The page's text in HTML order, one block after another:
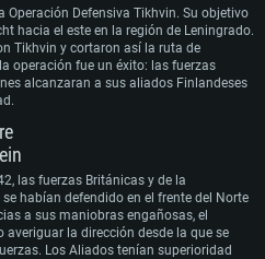
Operación Defensiva Tikhvin. Su objetivo
hacia el este en la región de Leningrado.
Tikhvin y cortaron así la ruta de
operación fue un éxito: las fuerzas
alcanzaran a sus aliados Finlandeses
las fuerzas Británicas y de la
habían defendido en el frente del Norte
a sus maniobras engañosas, el
la dirección desde la que se
Los Aliados tenían superioridad